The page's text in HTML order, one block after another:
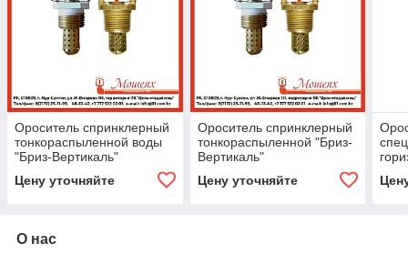
Ороситель спринклерный
тонкораспыленной воды
"Бриз-Вертикаль"
Производитель ЗАО «ПО
«Спецавтоматика», Бийск
Цену уточняйте
Ороситель спринклерный
тонкораспыленной "Бриз-
Вертикаль"
Производитель ЗАО «ПО
«Спецавтоматика», Бийск
Цену уточняйте
О нас